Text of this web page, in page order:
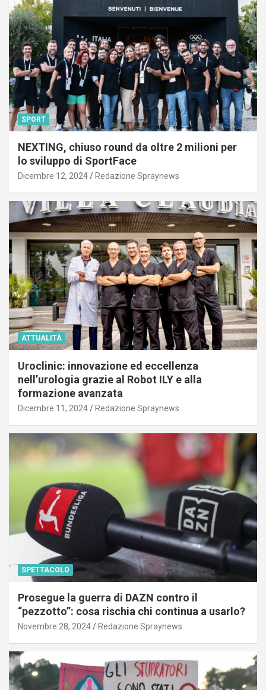
SPORT
NEXTING, chiuso round da oltre 2 milioni per
lo sviluppo di SportFace
Dicembre 12, 2024 Redazione Spraynews
ATTUALITÀ
Uroclinic: innovazione ed eccellenza
nell’urologia grazie al Robot ILY e alla
formazione avanzata
Dicembre 11, 2024 Redazione Spraynews
SPETTACOLO
Prosegue la guerra di DAZN contro il
“pezzotto”: cosa rischia chi continua a usarlo?
Novembre 28, 2024 Redazione Spraynews